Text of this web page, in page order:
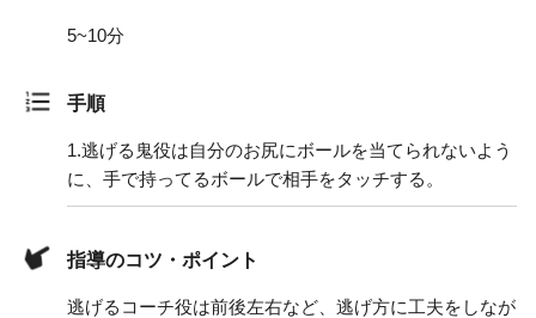
5~10分
手順
1.逃げる鬼役は自分のお尻にボールを当てられないよう
に、手で持ってるボールで相手をタッチする。
指導のコツ・ポイント
逃げるコーチ役は前後左右など、逃げ方に工夫をしなが